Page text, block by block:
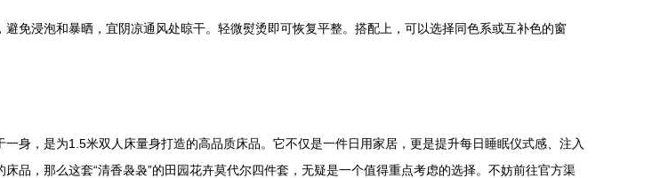
免浸泡和暴晒，宜阴凉通风处晾干。轻微熨烫即可恢复平整。搭配上，可以选择同色系或互补色的窗
身，是为1.5米双人床量身打造的高品质床品。它不仅是一件日用家居，更是提升每日睡眠仪式感、注入
品，那么这套“清香袅袅”的田园花卉莫代尔四件套，无疑是一个值得重点考虑的选择。不妨前往官方渠